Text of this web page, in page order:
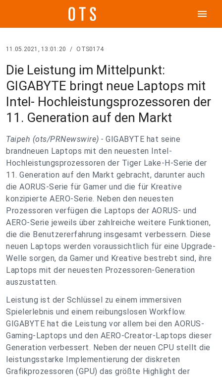
menu
11.05.2021, 13:01:20 / OTS0174
Die Leistung im Mittelpunkt:
GIGABYTE bringt neue Laptops mit
Intel- Hochleistungsprozessoren der
11. Generation auf den Markt
Taipeh (ots/PRNewswire) - GIGABYTE hat seine
brandneuen Laptops mit den neuesten Intel-
Hochleistungsprozessoren der Tiger Lake-H-Serie der
11. Generation auf den Markt gebracht, darunter auch
die AORUS-Serie für Gamer und die für Kreative
konzipierte AERO-Serie. Neben den neuesten
Prozessoren verfügen die Laptops der AORUS- und
AERO-Serie jeweils über zahlreiche weitere Funktionen,
die die Benutzererfahrung insgesamt verbessern. Diese
neuen Laptops werden voraussichtlich für eine Upgrade-
Welle sorgen, da Gamer und Kreative bestrebt sind, ihre
Laptops mit der neuesten Prozessoren-Generation
auszustatten.
Leistung ist der Schlüssel zu einem immersiven
Spielerlebnis und einem reibungslosen Workflow.
GIGABYTE hat die Leistung vor allem bei den AORUS-
Gaming-Laptops und den AERO-Creator-Laptops dieser
Generation verbessert. Neben der neuen CPU stellt die
leistungsstarke Implementierung der diskreten
Grafikprozessoren (GPU) das größte Highlight der